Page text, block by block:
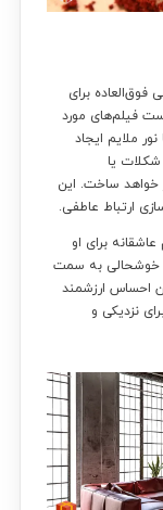
برای
فیلم‌های مورد
ملایم ایجاد
یا
خواهد ساخت. این
ارتباط عاطفی.
برای او
خوشحالی به سمت
احساس ارزشمند
نزدیکی و